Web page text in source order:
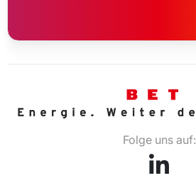
Folge uns auf: